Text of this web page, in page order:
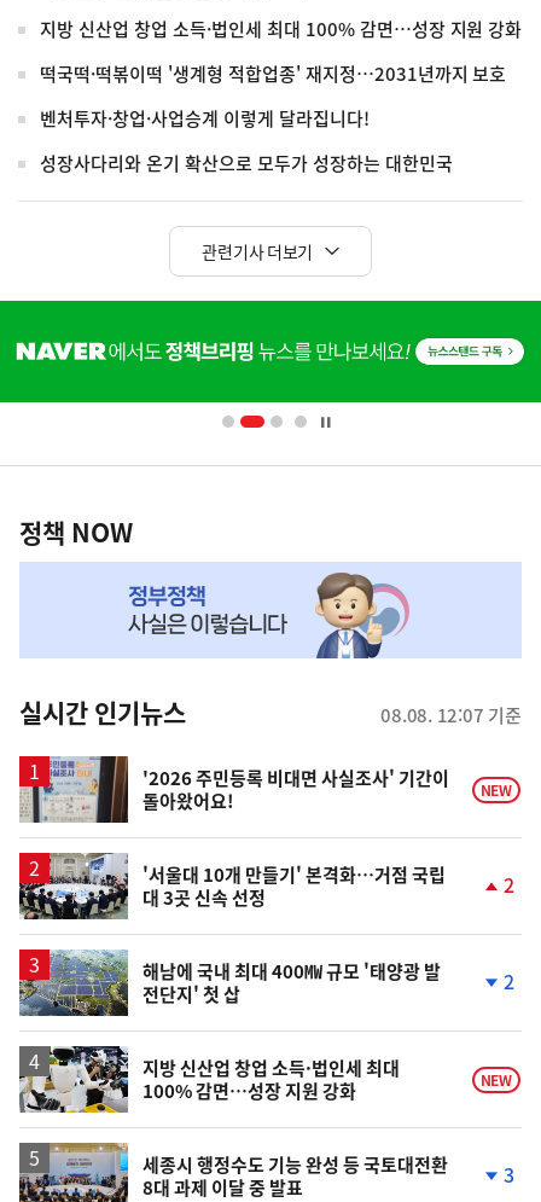
지방 신산업 창업 소득·법인세 최대 100% 감면…성장 지원 강화
떡국떡·떡볶이떡 '생계형 적합업종' 재지정…2031년까지 보호
벤처투자·창업·사업승계 이렇게 달라집니다!
성장사다리와 온기 확산으로 모두가 성장하는 대한민국
관련기사 더보기
단
영
책
NOW,
뉴
스
정책 NOW
실시간 인기뉴스 08.08. 12:07 기준
'2026 주민등록 비대면 사실조사' 기간이
돌아왔어요!
NEW
'서울대 10개 만들기' 본격화…거점 국립
대 3곳 신속 선정
2
해남에 국내 최대 400㎿ 규모 '태양광 발
전단지' 첫 삽
락
2
지방 신산업 창업 소득·법인세 최대
100% 감면…성장 지원 강화
NEW
세종시 행정수도 기능 완성 등 국토대전환
8대 과제 이달 중 발표
3